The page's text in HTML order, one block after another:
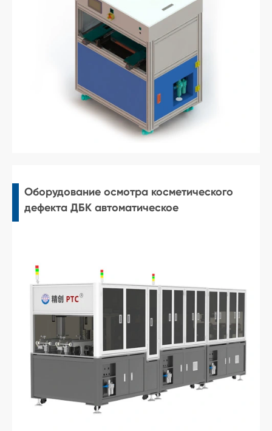
Оборудование осмотра косметического
дефекта ДБК автоматическое